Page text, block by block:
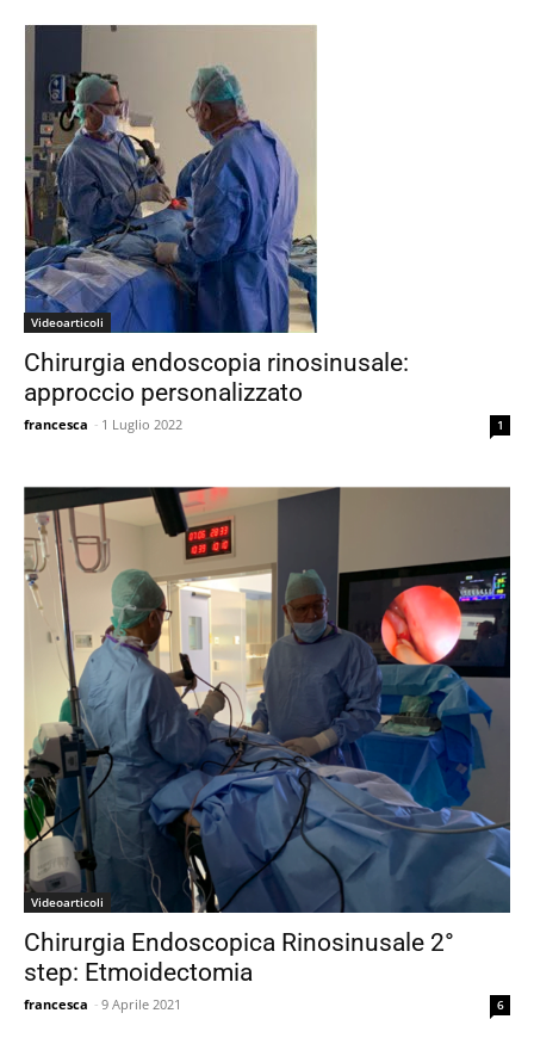
Videoarticoli
Chirurgia endoscopia rinosinusale:
approccio personalizzato
francesca - 1 Luglio 2022 1
Videoarticoli
Chirurgia Endoscopica Rinosinusale 2°
step: Etmoidectomia
francesca - 9 Aprile 2021 6